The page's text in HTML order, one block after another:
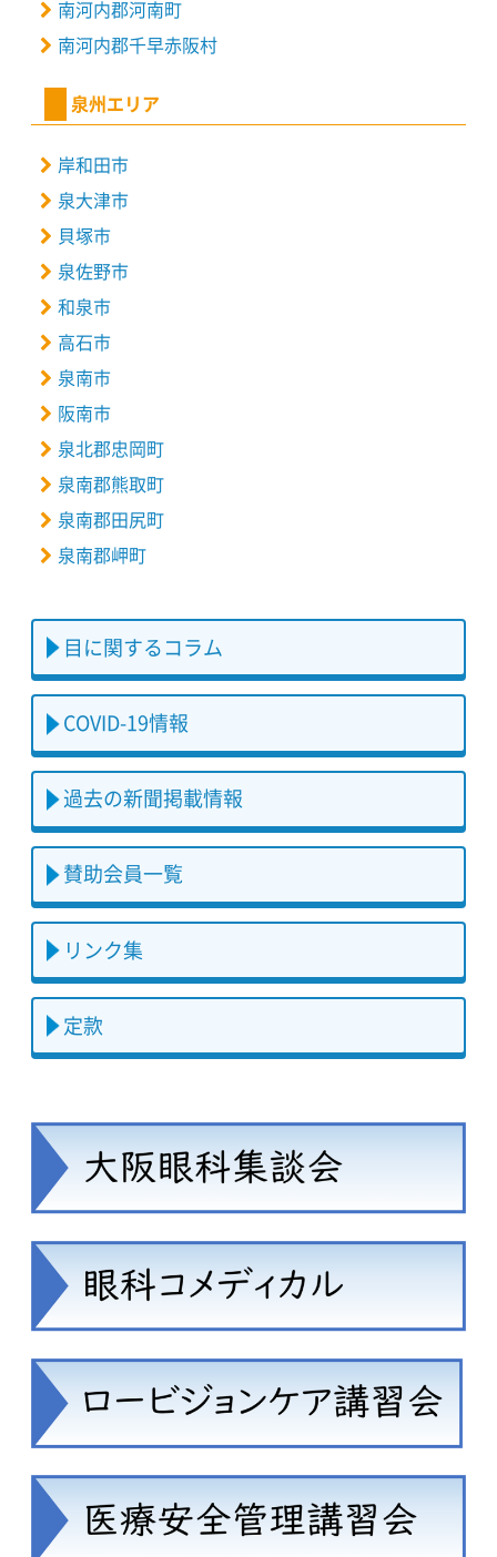
南河内郡河南町
南河内郡千早赤阪村
泉州エリア
岸和田市
泉大津市
貝塚市
泉佐野市
和泉市
高石市
泉南市
阪南市
泉北郡忠岡町
泉南郡熊取町
泉南郡田尻町
泉南郡岬町
目に関するコラム
COVID-19情報
過去の新聞掲載情報
賛助会員一覧
リンク集
定款